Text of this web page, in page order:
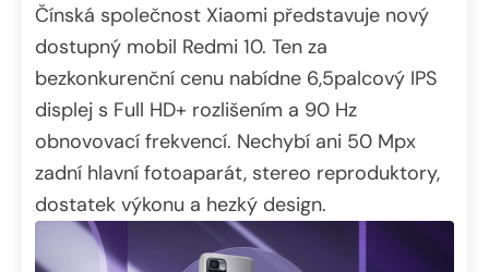
Čínská společnost Xiaomi představuje nový
dostupný mobil Redmi 10. Ten za
bezkonkurenční cenu nabídne 6,5palcový IPS
displej s Full HD+ rozlišením a 90 Hz
obnovovací frekvencí. Nechybí ani 50 Mpx
zadní hlavní fotoaparát, stereo reproduktory,
dostatek výkonu a hezký design.